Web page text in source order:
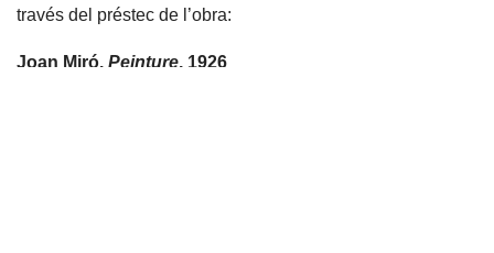
través del préstec de l’obra:
Joan Miró. Peinture, 1926